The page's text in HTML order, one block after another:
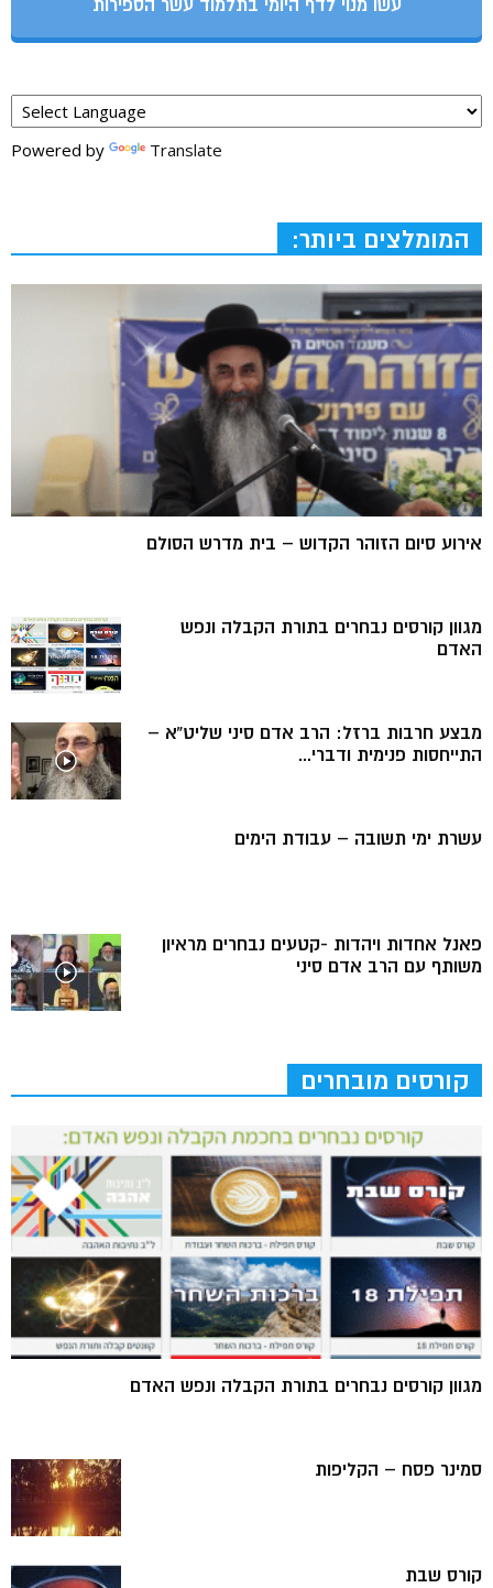
עשו מנוי לדף היומי בתלמוד עשר הספירות
Powered by Translate
המומלצים ביותר:
אירוע סיום הזוהר הקדוש – בית מדרש הסולם
מגוון קורסים נבחרים בתורת הקבלה ונפש
האדם
מבצע חרבות ברזל: הרב אדם סיני שליט”א –
התייחסות פנימית ודברי...
עשרת ימי תשובה – עבודת הימים
פאנל אחדות ויהדות -קטעים נבחרים מראיון
משותף עם הרב אדם סיני
קורסים מובחרים
מגוון קורסים נבחרים בתורת הקבלה ונפש האדם
סמינר פסח – הקליפות
קורס שבת